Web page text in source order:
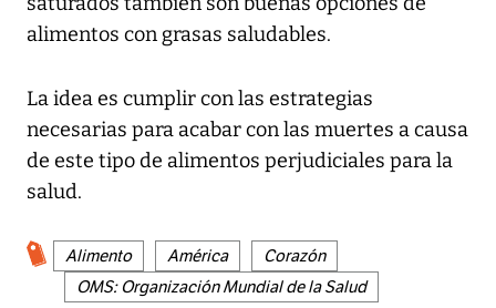
alimentos con grasas saludables.
La idea es cumplir con las estrategias
necesarias para acabar con las muertes a causa
de este tipo de alimentos perjudiciales para la
salud.
Alimento América
Corazón
OMS: Organización Mundial de la Salud